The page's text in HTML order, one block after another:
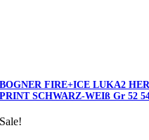
BOGNER FIRE+ICE LUKA2
PRINT SCHWARZ-WEIß Gr 52
Sale!